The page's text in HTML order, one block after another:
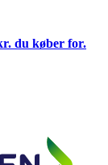
du køber for.